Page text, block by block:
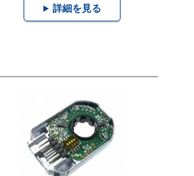
詳細を見る